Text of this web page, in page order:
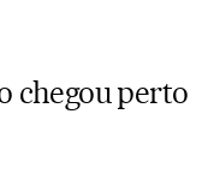
chegou perto